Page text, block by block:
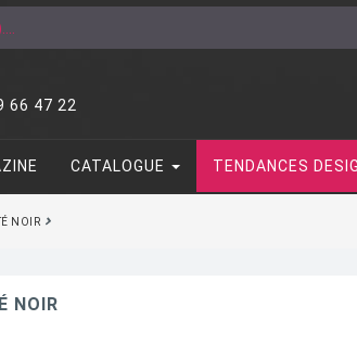
66 47 22
CATALOGUE TENDANCES
NOIR
NOIR